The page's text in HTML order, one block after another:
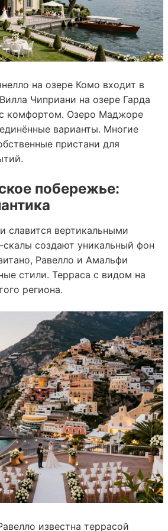
на озере Комо входит в
Чиприани на озере Гарда
комфортом. Озеро Маджоре
варианты. Многие
пристани для
побережье:
славится вертикальными
создают уникальный фон
Равелло и Амальфи
стили. Терраса с видом на
региона.
известна террасой